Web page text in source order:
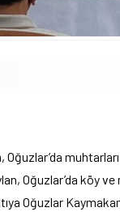
Oğuzlar’da köy
Oğuzlar